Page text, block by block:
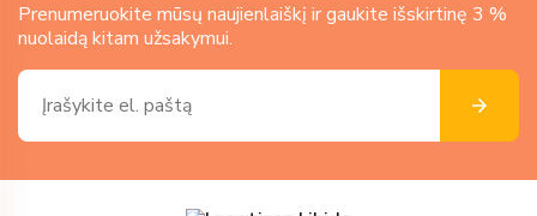
Prenumeruokite mūsų naujienlaiškį ir gaukite išskirtinę 3 %
nuolaidą kitam užsakymui.